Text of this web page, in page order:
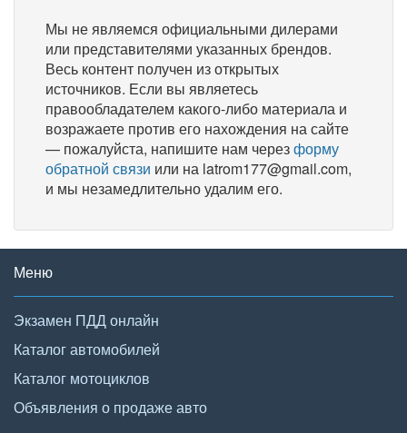
Мы не являемся официальными дилерами
или представителями указанных брендов.
Весь контент получен из открытых
источников. Если вы являетесь
правообладателем какого-либо материала и
возражаете против его нахождения на сайте
— пожалуйста, напишите нам черезформу
обратной связи или на latrom177@gmail.com,
и мы незамедлительно удалим его.
Меню
Экзамен ПДД онлайн
Каталог автомобилей
Каталог мотоциклов
Объявления о продаже авто